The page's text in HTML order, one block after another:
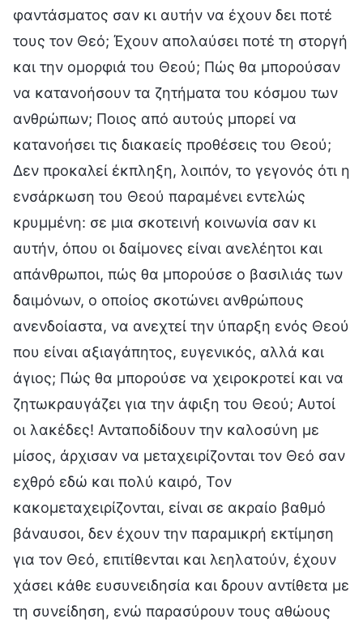
φαντάσματος σαν κι αυτήν να έχουν δει ποτέ
τους τον Θεό; Έχουν απολαύσει ποτέ τη στοργή
και την ομορφιά του Θεού; Πώς θα μπορούσαν
να κατανοήσουν τα ζητήματα του κόσμου των
ανθρώπων; Ποιος από αυτούς μπορεί να
κατανοήσει τις διακαείς προθέσεις του Θεού;
Δεν προκαλεί έκπληξη, λοιπόν, το γεγονός ότι η
ενσάρκωση του Θεού παραμένει εντελώς
κρυμμένη: σε μια σκοτεινή κοινωνία σαν κι
αυτήν, όπου οι δαίμονες είναι ανελέητοι και
απάνθρωποι, πώς θα μπορούσε ο βασιλιάς των
δαιμόνων, ο οποίος σκοτώνει ανθρώπους
ανενδοίαστα, να ανεχτεί την ύπαρξη ενός Θεού
που είναι αξιαγάπητος, ευγενικός, αλλά και
άγιος; Πώς θα μπορούσε να χειροκροτεί και να
ζητωκραυγάζει για την άφιξη του Θεού; Αυτοί
οι λακέδες! Ανταποδίδουν την καλοσύνη με
μίσος, άρχισαν να μεταχειρίζονται τον Θεό σαν
εχθρό εδώ και πολύ καιρό, Τον
κακομεταχειρίζονται, είναι σε ακραίο βαθμό
βάναυσοι, δεν έχουν την παραμικρή εκτίμηση
για τον Θεό, επιτίθενται και λεηλατούν, έχουν
χάσει κάθε ευσυνειδησία και δρουν αντίθετα με
τη συνείδηση, ενώ παρασύρουν τους αθώους